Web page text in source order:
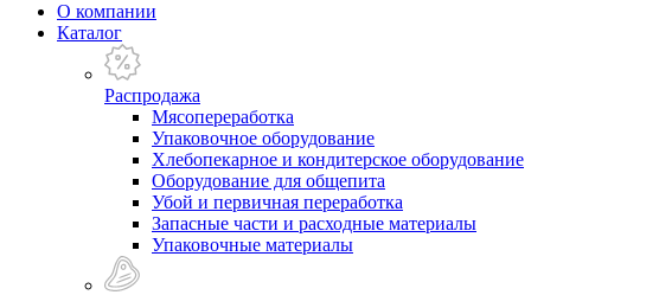
О компании
Каталог
Распродажа
Мясопереработка
Упаковочное оборудование
Хлебопекарное и кондитерское оборудование
Оборудование для общепита
Убой и первичная переработка
Запасные части и расходные материалы
Упаковочные материалы